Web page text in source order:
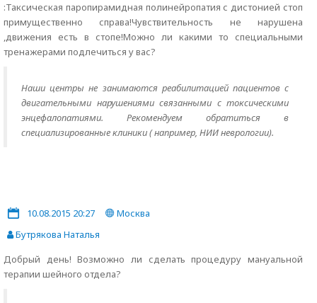
:Таксическая паропирамидная полинейропатия с дистонией стоп
примущественно справа!Чувствительность не нарушена
,движения есть в стопе!Можно ли какими то специальными
тренажерами подлечиться у вас?
Наши центры не занимаются реабилитацией пациентов с
двигательными нарушениями связанными с токсическими
энцефалопатиями. Рекомендуем обратиться в
специализированные клиники ( например, НИИ неврологии).
10.08.2015 20:27
Москва
Бутрякова Наталья
Добрый день! Возможно ли сделать процедуру мануальной
терапии шейного отдела?